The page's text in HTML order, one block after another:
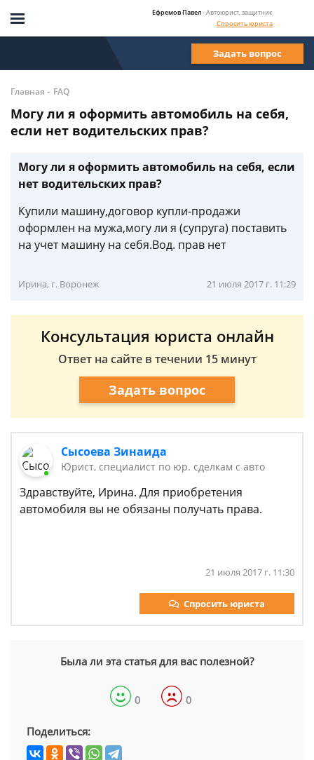
Ефремов Павел- Автоюрист, защитник
Спросить юриста
Задать вопрос
Главная - FAQ
Могу ли я оформить автомобиль на себя,
если нет водительских прав?
Могу ли я оформить автомобиль на себя, если
нет водительских прав?
Купили машину,договор купли-продажи
оформлен на мужа,могу ли я (супруга) поставить
на учет машину на себя.Вод. прав нет
Ирина, г. Воронеж 21 июля 2017 г. 11:29
Консультация юриста онлайн
Ответ на сайте в течении 15 минут
Задать вопрос
Сысоева Зинаида
Юрист, специалист по юр. сделкам с авто
Здравствуйте, Ирина. Для приобретения
автомобиля вы не обязаны получать права.
21 июля 2017 г. 11:30
Спросить юриста
Была ли эта статья для вас полезной?
0 0
Поделиться: